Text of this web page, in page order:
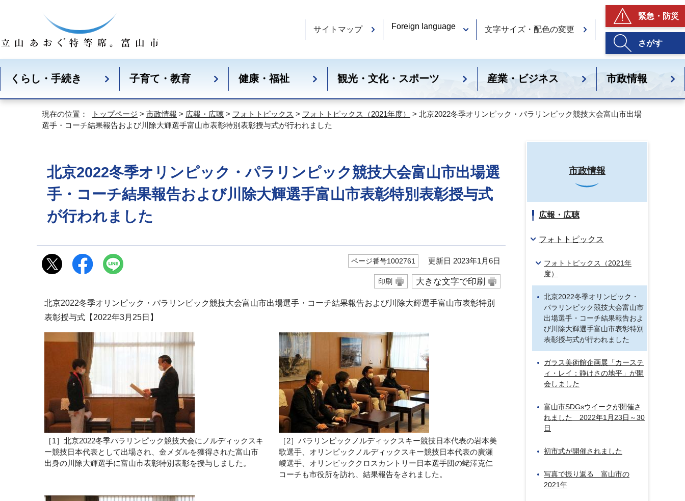
サイトマップ Foreign language 文字サイズ・配色の変更
緊急・防災
さがす
くらし・手続き 子育て・教育 健康・福祉 観光・文化・スポーツ 産業・ビジネス 市政情報
現在の位置： トップページ > 市政情報 > 広報・広聴 > フォトトピックス > フォトトピックス（2021年度）
> 北京2022冬季オリンピック・パラリンピック競技大会富山市出場
選手・コーチ結果報告および川除大輝選手富山市表彰特別表彰授与式が行われました
北京2022冬季オリンピック・パラリンピック競技大会富山市出場選
手・コーチ結果報告および川除大輝選手富山市表彰特別表彰授与式
が行われました
ページ番号1002761 更新日 2023年1月6日
印刷 大きな文字で印刷
北京2022冬季オリンピック・パラリンピック競技大会富山市出場選手・コーチ結果報告および川除大輝選手富山市表彰特別
表彰授与式【2022年3月25日】
［1］北京2022冬季パラリンピック競技大会にノルディックスキ
ー競技日本代表として出場され、金メダルを獲得された富山市
出身の川除大輝選手に富山市表彰特別表彰を授与しました。
［2］パラリンピックノルディックスキー競技日本代表の岩本美
歌選手、オリンピックノルディックスキー競技日本代表の廣瀬
崚選手、オリンピッククロスカントリー日本選手団の蛯澤克仁
コーチも市役所を訪れ、結果報告をされました。
市政情報
広報・広聴
フォトトピックス
フォトトピックス（2021年
度）
北京2022冬季オリンピック・
パラリンピック競技大会富山市
出場選手・コーチ結果報告およ
び川除大輝選手富山市表彰特別
表彰授与式が行われました
ガラス美術館企画展「カーステ
ィ・レイ：静けさの地平」が開
会しました
富山市SDGsウイークが開催さ
れました 2022年1月23日～30
日
初市式が開催されました
写真で振り返る 富山市の
2021年